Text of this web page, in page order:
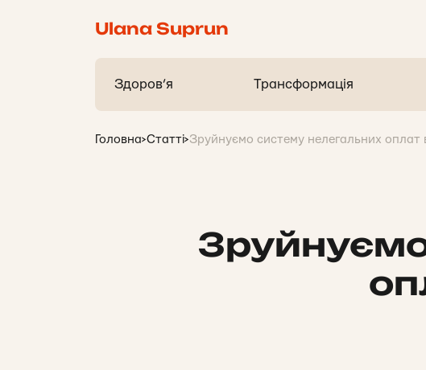
Ulana Suprun
Здоров’я Трансформація
Головна>Статті>Зруйнуємо систему нелегальних оплат